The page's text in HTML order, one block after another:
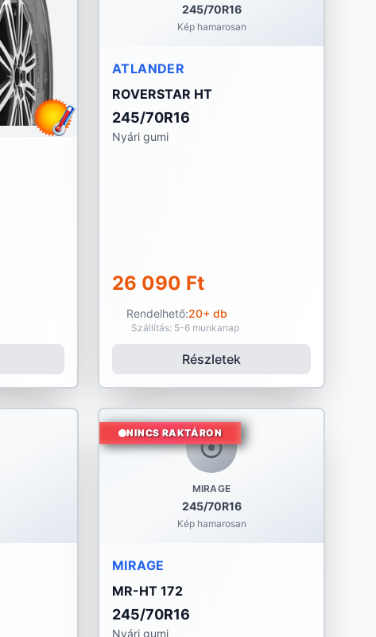
245/70R16
Kép hamarosan
ATLANDER
ROVERSTAR HT
245/70R16
Nyári gumi
26 090 Ft
Rendelhető:20+ db
Szállítás: 5-6 munkanap
Részletek
MIRAGE
245/70R16
Kép hamarosan
NINCS RAKTÁRON
MIRAGE
MR-HT 172
245/70R16
Nyári gumi